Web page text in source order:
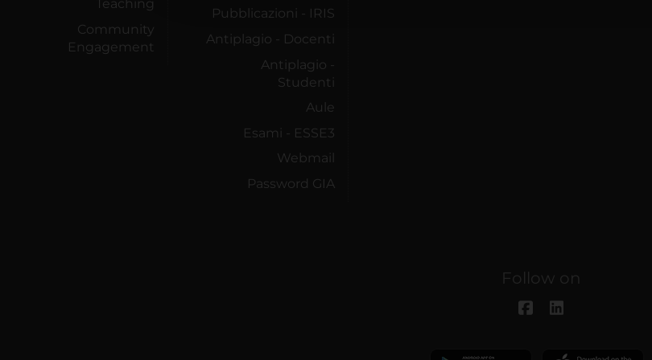
Teaching
Community
Engagement
Pubblicazioni - IRIS
Antiplagio - Docenti
Antiplagio -
Studenti
Aule
Esami - ESSE3
Webmail
Password GIA
Follow on